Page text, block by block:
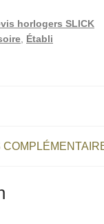
horlogers SLICK
Établi